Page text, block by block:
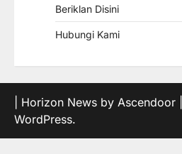
Beriklan Disini
Hubungi Kami
| Horizon News by Ascendoor
WordPress.